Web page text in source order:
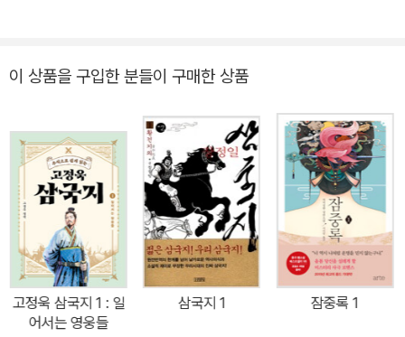
고, 1962년 ≪연합보(聯合報)≫에 교사로서 경험을 담은 첫 번째
장편소설 ≪루빙화≫를 발표하면서 주목받기 시작하였다. 이후 ≪탁
류 삼부곡(濁流三部曲)≫과 ≪타이완인 삼부곡(臺灣人三部曲)
≫ 등을 집필하며 장편소설에서 뛰어난 업적을 인정받았다. 중자오정
은 1950년대 반공문학이 주류를 이뤘던 타이완 문단에서 항일과 계
몽이라는 신문학운동 정신을 계승해 창작 활동을 벌였다. 당시 타이
완 출신 작가들은 반공사상과 중원사상을 강조하던 관(官) 주도의 문
단에서 크게 주목을 받지 못했으며, 새로운 언어인 중문으로 창작을
하는 것 또한 익숙지 않아 이중의 어려움을 겪었다. 작품을 발표할 지
면이 많지 않은 것도 문제였다. 이에 중자오정은 1957년 4월 ≪문우
이 상품을 구입한 분들이 구매한 상품
고정욱 삼국지 1 : 일
어서는 영웅들
삼국지 1 잠중록 1